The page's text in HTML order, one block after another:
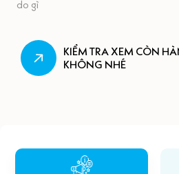
do gì
KIỂM TRA XEM CÒN
KHÔNG NHÉ